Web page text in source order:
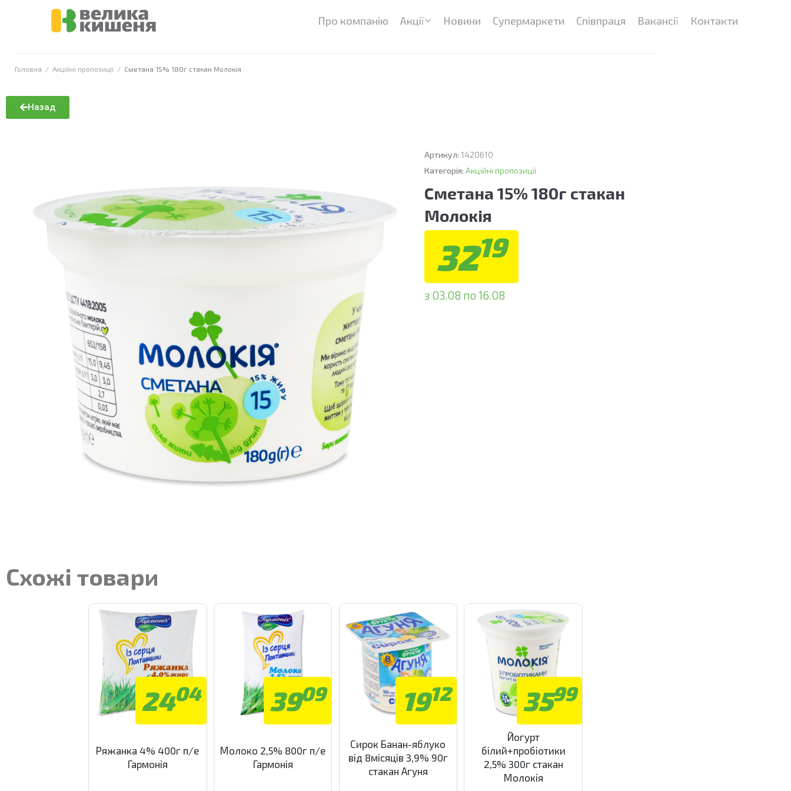
Про компанію Акції Новини Супермаркети Співпраця Вакансії Контакти
Головна / Акційні пропозиції / Сметана 15% 180г стакан Молокія
Назад
Артикул:1420610
Категорія:Акційні пропозиції
Сметана 15% 180г стакан
Молокія
3219
з 03.08 по 16.08
Схожі товари
2404
Ряжанка 4% 400г п/е
Гармонія
3909
Молоко 2,5% 800г п/е
Гармонія
1912
Сирок Банан-яблуко
від 8місяців 3,9% 90г
стакан Агуня
3599
Йогурт
білий+пробіотики
2,5% 300г стакан
Молокія